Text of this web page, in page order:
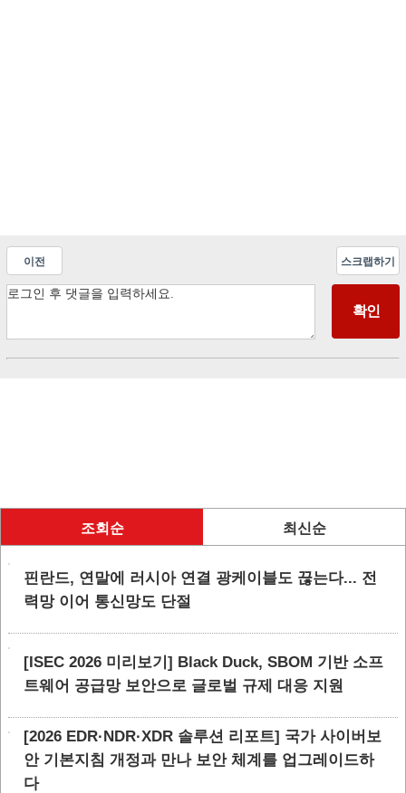
이전 스크랩하기
조회순 최신순
핀란드, 연말에 러시아 연결 광케이블도 끊는다... 전
력망 이어 통신망도 단절
[ISEC 2026 미리보기] Black Duck, SBOM 기반 소프
트웨어 공급망 보안으로 글로벌 규제 대응 지원
[2026 EDR·NDR·XDR 솔루션 리포트] 국가 사이버보
안 기본지침 개정과 만나 보안 체계를 업그레이드하
다